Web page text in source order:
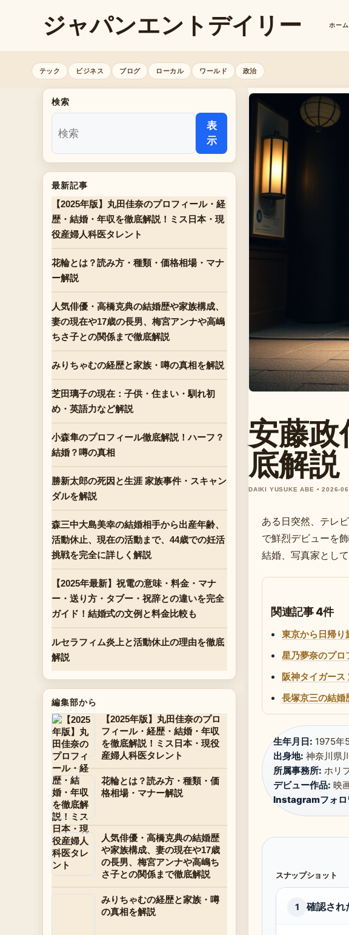
ジャパンエントデイリー ホーム
テック ビジネス ブログ ローカル ワールド 政治
安藤
底解説
DAIKI YUSUKE ABE • 2026-
ある日突然、テレ
で鮮烈デビューを
結婚、写真家とし
関連記事 4件
東京から日帰り
星乃夢奈のプロ
阪神タイガー
長塚京三の結婚
生年月日: 1975年
出身地: 神奈川県
所属事務所: ホリ
デビュー作品: 映
Instagramフォロ
スナップショット
1 確認され
検索
表
示
最新記事
【2025年版】丸田佳奈のプロフィール・経
歴・結婚・年収を徹底解説！ミス日本・現
役産婦人科医タレント
花輪とは？読み方・種類・価格相場・マナ
ー解説
人気俳優・高橋克典の結婚歴や家族構成、
妻の現在や17歳の長男、梅宮アンナや高嶋
ちさ子との関係まで徹底解説
みりちゃむの経歴と家族・噂の真相を解説
芝田璃子の現在：子供・住まい・馴れ初
め・英語力など解説
小森隼のプロフィール徹底解説！ハーフ？
結婚？噂の真相
勝新太郎の死因と生涯 家族事件・スキャン
ダルを解説
森三中大島美幸の結婚相手から出産年齢、
活動休止、現在の活動まで、44歳での妊活
挑戦を完全に詳しく解説
【2025年最新】祝電の意味・料金・マナ
ー・送り方・タブー・祝辞との違いを完全
ガイド！結婚式の文例と料金比較も
ルセラフィム炎上と活動休止の理由を徹底
解説
編集部から
【2025年版】丸田佳奈のプロ
フィール・経歴・結婚・年収
を徹底解説！ミス日本・現役
産婦人科医タレント
花輪とは？読み方・種類・価
格相場・マナー解説
人気俳優・高橋克典の結婚歴
や家族構成、妻の現在や17歳
の長男、梅宮アンナや高嶋ち
さ子との関係まで徹底解説
みりちゃむの経歴と家族・噂
の真相を解説